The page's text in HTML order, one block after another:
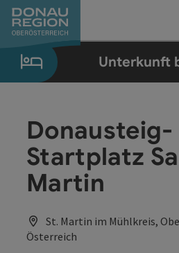
Zum Inhalt
Zur Navigation
Zum Seitenanfang
Zur Kontaktseite
Zum Impressum
Zur Startseite
Unterkunft
Donausteig-
Startplatz
Martin
St. Martin im Mühlkreis,
Österreich